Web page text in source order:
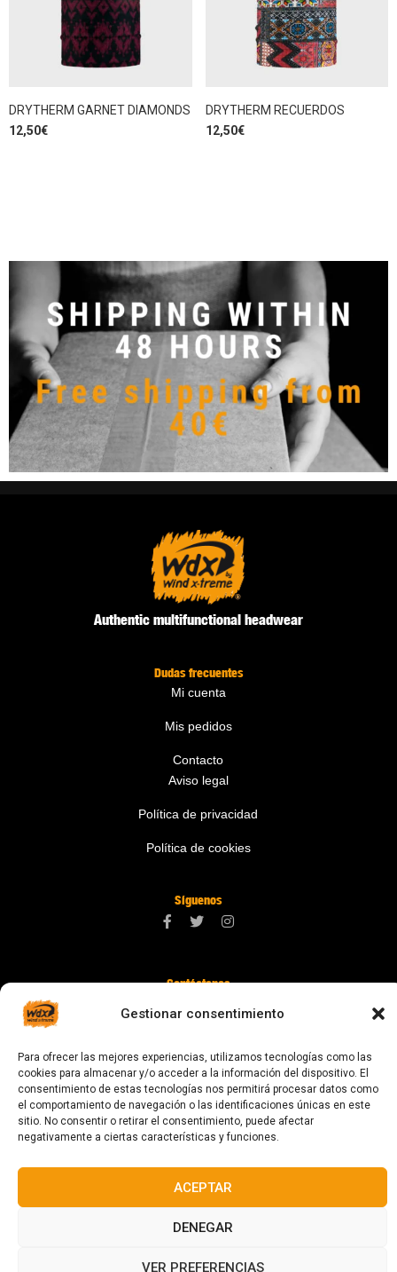
Gestionar consentimiento
Para ofrecer las mejores experiencias, utilizamos tecnologías como las
cookies para almacenar y/o acceder a la información del dispositivo. El
consentimiento de estas tecnologías nos permitirá procesar datos como
el comportamiento de navegación o las identificaciones únicas en este
sitio. No consentir o retirar el consentimiento, puede afectar
negativamente a ciertas características y funciones.
ACEPTAR
DENEGAR
VER PREFERENCIAS
DRYTHERM GARNET DIAMONDS
12,50€
DRYTHERM RECUERDOS
12,50€
Authentic multifunctional headwear
Dudas frecuentes
Mi cuenta
Mis pedidos
Contacto
Aviso legal
Política de privacidad
Política de cookies
Síguenos
Contáctanos
08024 Barcelona
© 2023 Todos los derechos reservados